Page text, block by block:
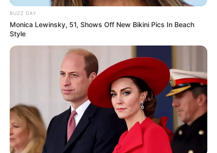
BUZZ DAY
Monica Lewinsky, 51, Shows Off New Bikini Pics In Beach
Style